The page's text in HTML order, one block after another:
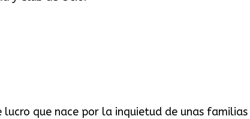
lucro que nace por la inquietud de unas familias